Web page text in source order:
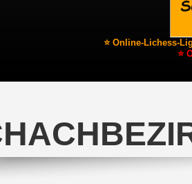
⭐ Online-Lichess-
⭐